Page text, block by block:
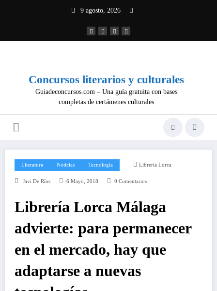
9 agosto, 2026
Concursos literarios y culturales
Guiadeconcursos.com – Una guía gratuita con bases
completas de certámenes culturales
Literatura Noticias Tecnología Librería Lorca
Javi De Ríos 6 Mayo, 2018 0 Comentarios
Librería Lorca Málaga
advierte: para permanecer
en el mercado, hay que
adaptarse a nuevas